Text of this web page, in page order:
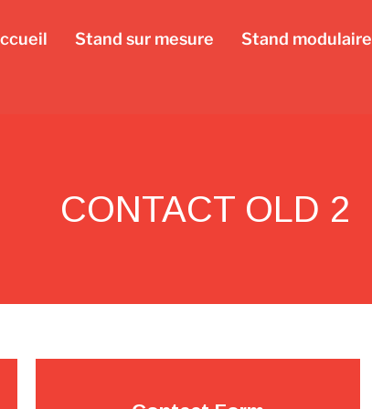
Stand sur mesure Stand modulaire
CONTACT OLD 2